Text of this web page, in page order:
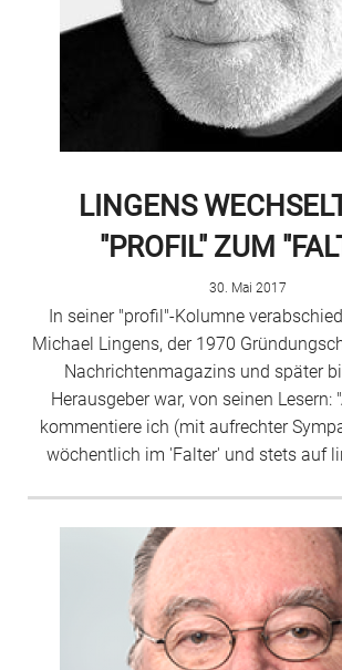
LINGENS
"PROFIL" ZUM
30. Mai 2017
In seiner "profil"-Kolumne
Michael Lingens, der 1970
Nachrichtenmagazins und später
Herausgeber war, von seinen Lesern:
kommentiere ich (mit aufrechter
wöchentlich im 'Falter' und stets auf